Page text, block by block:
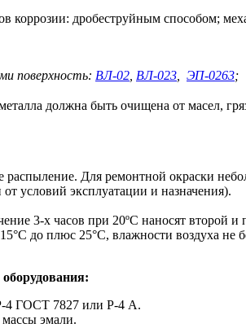
коррозии: дробеструйным способом;
поверхность: ВЛ-02 ВЛ-023 ЭП-0263;
должна быть очищена от масел,
Для ремонтной окраски
условий эксплуатации и назначения).
3-х часов при 20ºС наносят второй
до плюс 25°C, влажности воздуха
ГОСТ 7827 или Р-4 А.
массы эмали.